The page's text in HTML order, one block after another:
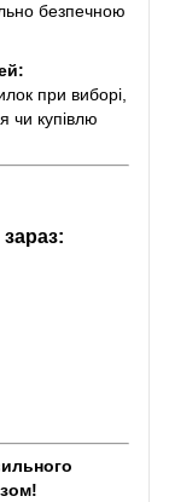
безпечною
при виборі,
чи купівлю